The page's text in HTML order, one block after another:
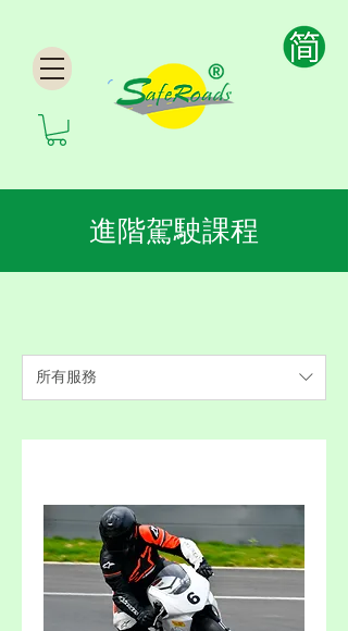
進階駕駛課程
所有服務